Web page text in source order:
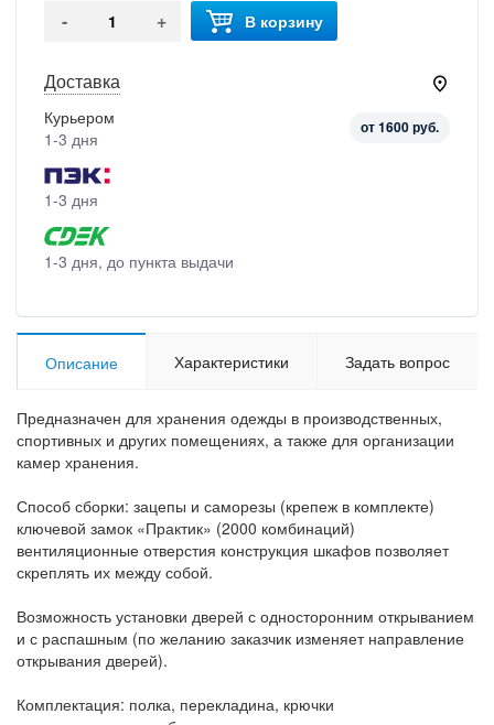
- + В корзину
Доставка
Курьером
1-3 дня
от 1600 руб.
1-3 дня
1-3 дня, до пункта выдачи
Описание Характеристики Задать вопрос
Предназначен для хранения одежды в производственных,
спортивных и других помещениях, а также для организации
камер хранения.
Способ сборки: зацепы и саморезы (крепеж в комплекте)
ключевой замок «Практик» (2000 комбинаций)
вентиляционные отверстия конструкция шкафов позволяет
скреплять их между собой.
Возможность установки дверей с односторонним открыванием
и с распашным (по желанию заказчик изменяет направление
открывания дверей).
Комплектация: полка, перекладина, крючки